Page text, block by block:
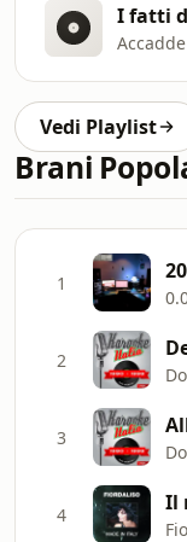
Vedi Playlist
Brani
1
2
3
4